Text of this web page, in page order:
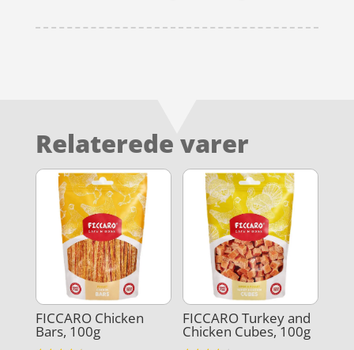
Relaterede varer
FICCARO Chicken
Bars, 100g
FICCARO Turkey and
Chicken Cubes, 100g